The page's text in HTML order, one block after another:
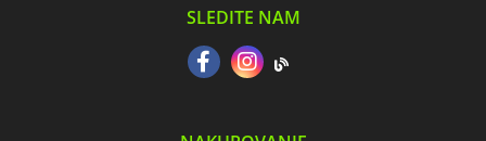
SLEDITE NAM